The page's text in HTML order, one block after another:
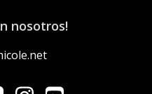
nosotros!